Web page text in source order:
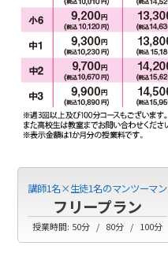
講師1名×生徒1名のマンツーマン
フリープラン
授業時間: 50分 80分 100分